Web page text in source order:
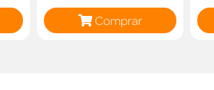
Comprar